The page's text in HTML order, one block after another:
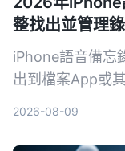
整找出並管理錄
iPhone語音備忘
出到檔案App或
2026-08-09